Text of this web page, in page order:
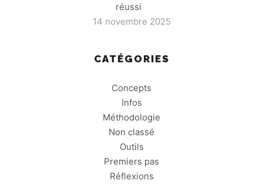
réussi
14 novembre 2025
CATÉGORIES
Concepts
Infos
Méthodologie
Non classé
Outils
Premiers pas
Réflexions